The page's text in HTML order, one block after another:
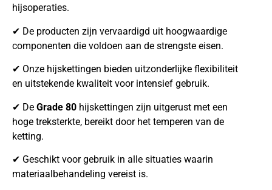
hijsoperaties.
✔ De producten zijn vervaardigd uit hoogwaardige
componenten die voldoen aan de strengste eisen.
✔ Onze hijskettingen bieden uitzonderlijke flexibiliteit
en uitstekende kwaliteit voor intensief gebruik.
✔ De Grade 80 hijskettingen zijn uitgerust met een
hoge treksterkte, bereikt door het temperen van de
ketting.
✔ Geschikt voor gebruik in alle situaties waarin
materiaalbehandeling vereist is.